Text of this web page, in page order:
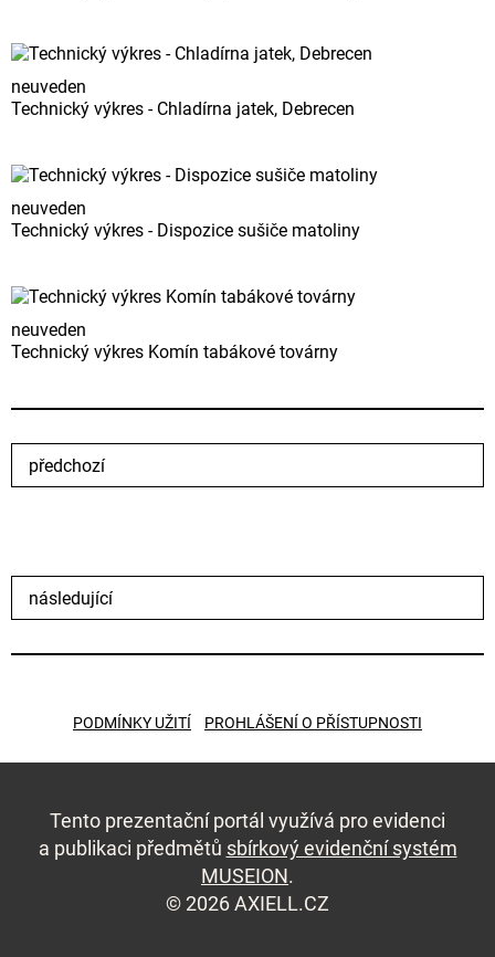
neuveden
Technický výkres - Chladírna jatek, Debrecen
neuveden
Technický výkres - Dispozice sušiče matoliny
neuveden
Technický výkres Komín tabákové továrny
předchozí
následující
PODMÍNKY UŽITÍ PROHLÁŠENÍ O PŘÍSTUPNOSTI
Tento prezentační portál využívá pro evidenci
a publikaci předmětů sbírkový evidenční systém
MUSEION.
© 2026 AXIELL.CZ